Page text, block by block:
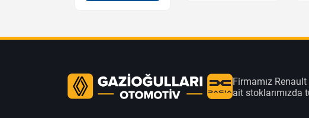
Firmamız
ait stoklarımızda